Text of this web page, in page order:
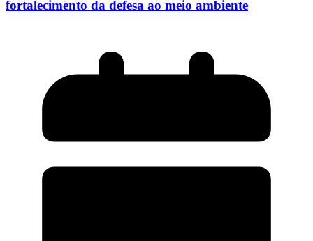
fortalecimento da defesa ao meio ambiente